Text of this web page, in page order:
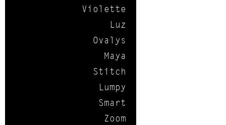
Violette
Luz
Ovalys
Maya
Stitch
Lumpy
Smart
Zoom